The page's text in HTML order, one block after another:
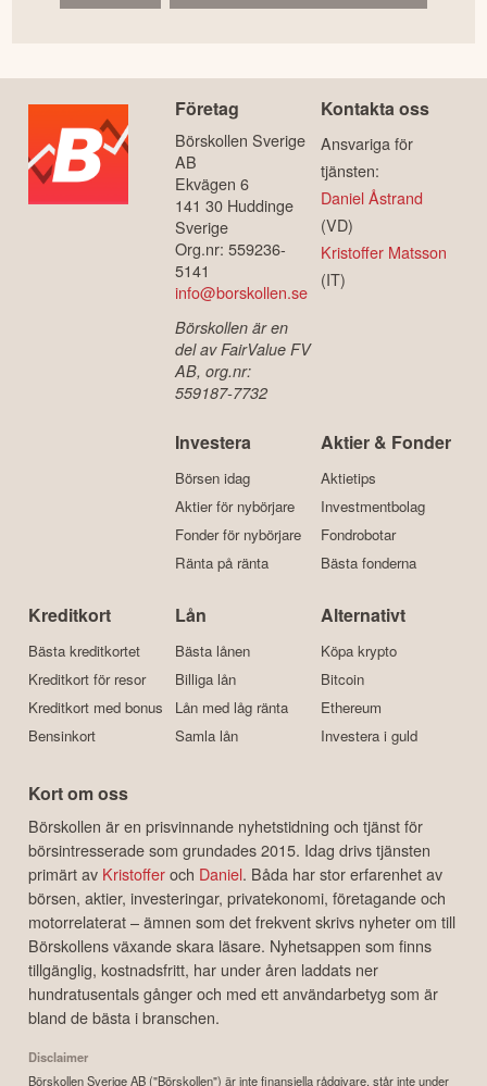
Företag
Börskollen Sverige
AB
Ekvägen 6
141 30 Huddinge
Sverige
Org.nr: 559236-
5141
info@borskollen.se
Börskollen är en
del av FairValue FV
AB, org.nr:
559187-7732
Kontakta oss
Ansvariga för
tjänsten:
Daniel Åstrand
(VD)
Kristoffer Matsson
(IT)
Investera
Börsen idag
Aktier för nybörjare
Fonder för nybörjare
Ränta på ränta
Aktier & Fonder
Aktietips
Investmentbolag
Fondrobotar
Bästa fonderna
Kreditkort
Bästa kreditkortet
Kreditkort för resor
Kreditkort med bonus
Bensinkort
Lån
Bästa lånen
Billiga lån
Lån med låg ränta
Samla lån
Alternativt
Köpa krypto
Bitcoin
Ethereum
Investera i guld
Kort om oss
Börskollen är en prisvinnande nyhetstidning och tjänst för
börsintresserade som grundades 2015. Idag drivs tjänsten
primärt av Kristofferoch Daniel. Båda har stor erfarenhet av
börsen, aktier, investeringar, privatekonomi, företagande och
motorrelaterat – ämnen som det frekvent skrivs nyheter om till
Börskollens växande skara läsare. Nyhetsappen som finns
tillgänglig, kostnadsfritt, har under åren laddats ner
hundratusentals gånger och med ett användarbetyg som är
bland de bästa i branschen.
Disclaimer
Börskollen Sverige AB ("Börskollen") är inte finansiella rådgivare, står inte under